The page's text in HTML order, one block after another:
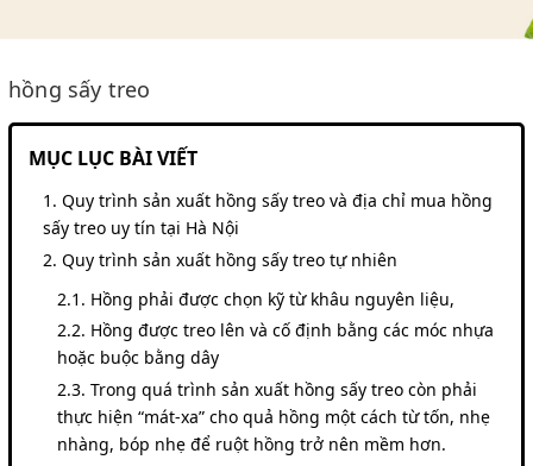
hồng sấy treo
MỤC LỤC BÀI VIẾT
Quy trình sản xuất hồng sấy treo và địa chỉ mua hồng
sấy treo uy tín tại Hà Nội
Quy trình sản xuất hồng sấy treo tự nhiên
Hồng phải được chọn kỹ từ khâu nguyên liệu,
Hồng được treo lên và cố định bằng các móc nhựa
hoặc buộc bằng dây
Trong quá trình sản xuất hồng sấy treo còn phải
thực hiện “mát-xa” cho quả hồng một cách từ tốn, nhẹ
nhàng, bóp nhẹ để ruột hồng trở nên mềm hơn.